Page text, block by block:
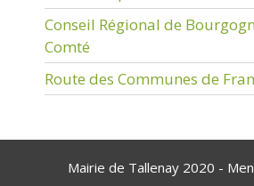
Conseil Régional de
Comté
Route des Communes de
Mairie de Tallenay 2020 -